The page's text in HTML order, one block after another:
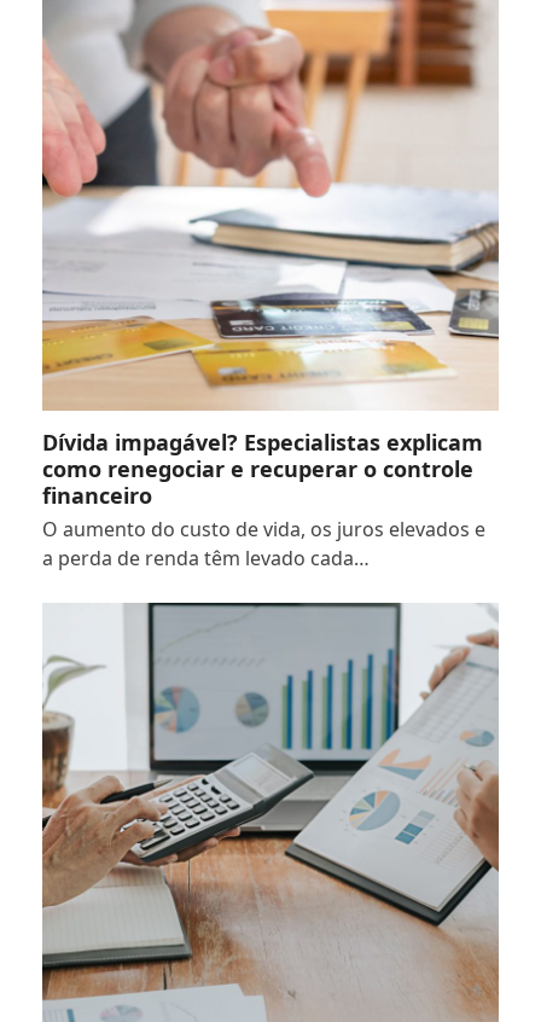
Dívida impagável? Especialistas explicam
como renegociar e recuperar o controle
financeiro
O aumento do custo de vida, os juros elevados e
a perda de renda têm levado cada…